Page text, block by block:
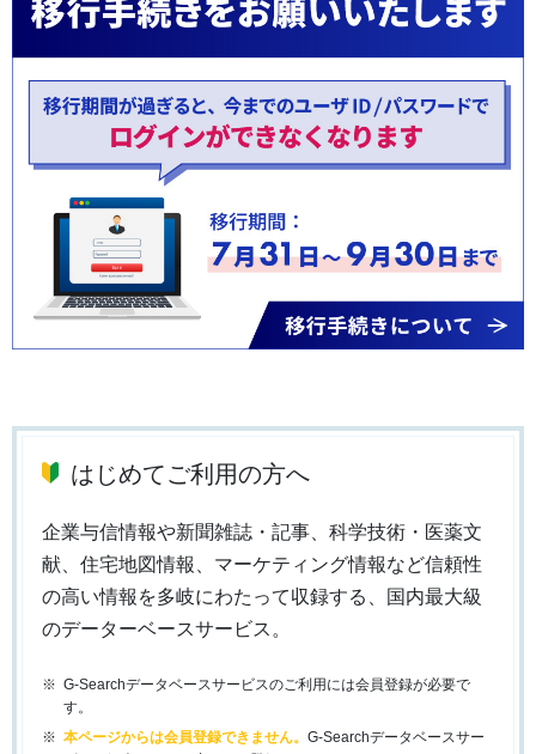
はじめてご利用の方へ
企業与信情報や新聞雑誌・記事、科学技術・医薬文
献、住宅地図情報、マーケティング情報など信頼性
の高い情報を多岐にわたって収録する、国内最大級
のデーターベースサービス。
G-Searchデータベースサービスのご利用には会員登録が必要で
す。
本ページからは会員登録できません。 G-Searchデータベースサー